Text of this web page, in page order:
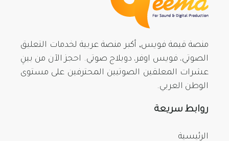
منصة قيمة فويس, أكبر منصة عربية لخدمات التعليق
الصوتي، فويس اوفر، دوبلاج صوتي. احجز الآن من بينِ
عشرات المعلقين الصوتيين المحترفين على مستوى
الوطن العربي.
روابط سريعة
الرئيسية